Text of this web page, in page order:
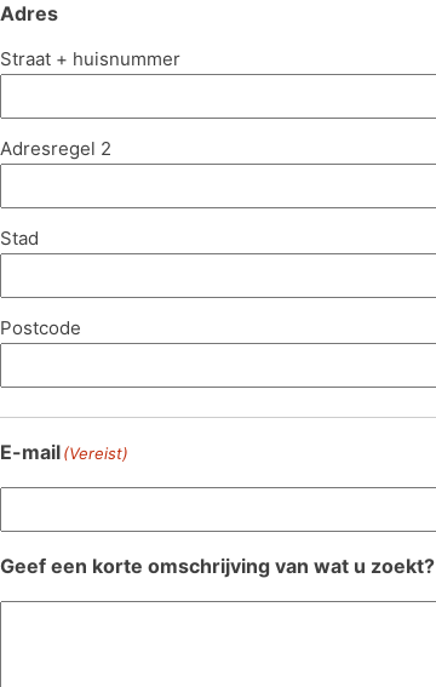
Adres
Straat + huisnummer
Adresregel 2
Stad
Postcode
E-mail(Vereist)
Geef een korte omschrijving van wat u zoekt?